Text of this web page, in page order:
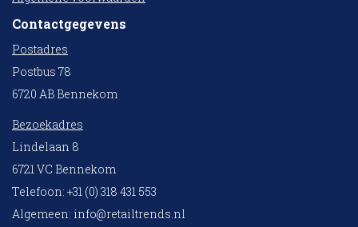
Contactgegevens
Postadres
Postbus 78
6720 AB Bennekom
Bezoekadres
Lindelaan 8
6721 VC Bennekom
Telefoon: +31 (0) 318 431 553
Algemeen: info@retailtrends.nl